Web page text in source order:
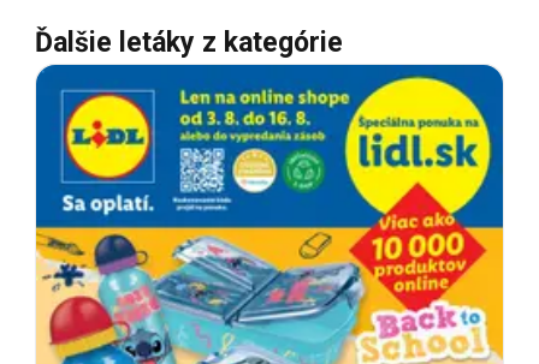
Ďalšie letáky z kategórie